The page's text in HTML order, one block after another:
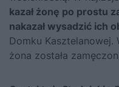
kazał żonę po prostu
nakazał wysadzić ich
Domku Kasztelanowej.
żona została